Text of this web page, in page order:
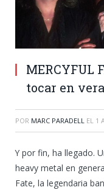
MERCYFUL
tocar en
POR MARC PARADELL EL 1
Y por fin, ha llegado.
heavy metal en
Fate, la legendaria